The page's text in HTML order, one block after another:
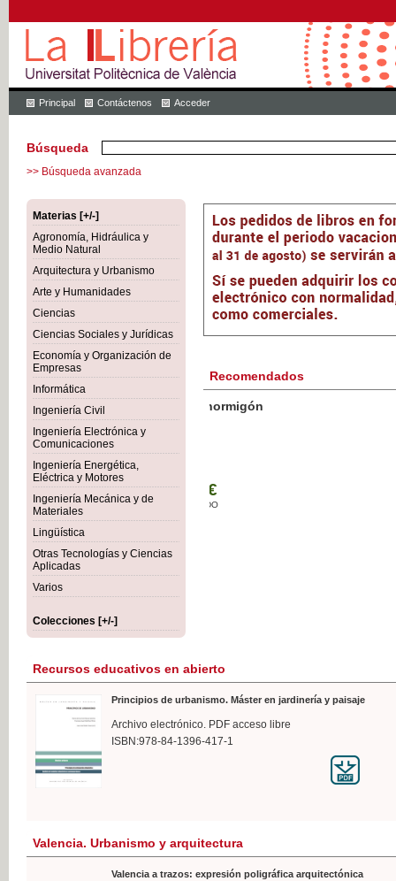
Principal Contáctenos Acceder
Búsqueda
>> Búsqueda avanzada
Materias [+/-]
Agronomía, Hidráulica y
Medio Natural
Arquitectura y Urbanismo
Arte y Humanidades
Ciencias
Ciencias Sociales y Jurídicas
Economía y Organización de
Empresas
Informática
Ingeniería Civil
Ingeniería Electrónica y
Comunicaciones
Ingeniería Energética,
Eléctrica y Motores
Ingeniería Mecánica y de
Materiales
Lingüística
Otras Tecnologías y Ciencias
Aplicadas
Varios
Colecciones [+/-]
Recomendados
Botánica Agroalimentaria
Recursos educativos en abierto
Principios de urbanismo. Máster en jardinería y paisaje
Archivo electrónico. PDF acceso libre
ISBN:978-84-1396-417-1
Valencia. Urbanismo y arquitectura
Valencia a trazos: expresión poligráfica arquitectónica